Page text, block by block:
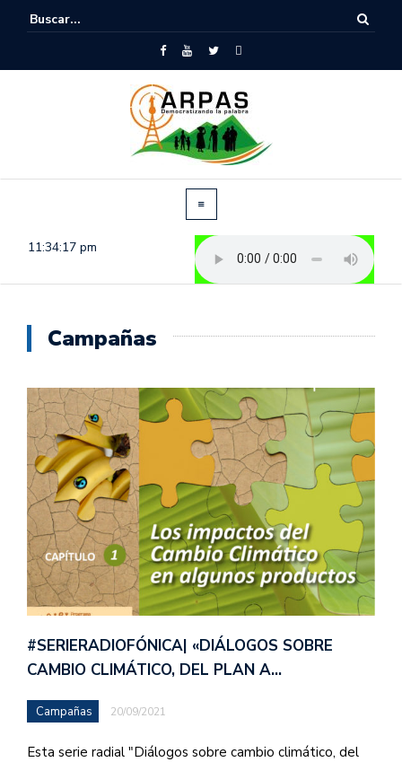
11:34:17 pm
Campañas
#SERIERADIOFÓNICA| «DIÁLOGOS SOBRE
CAMBIO CLIMÁTICO, DEL PLAN A…
Campañas 20/09/2021
Esta serie radial "Diálogos sobre cambio climático, del